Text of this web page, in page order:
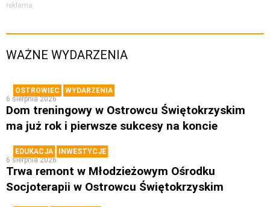
reklama
WAŻNE WYDARZENIA
OSTROWIEC
WYDARZENIA
6 sierpnia 2026
Dom treningowy w Ostrowcu Świętokrzyskim
ma już rok i pierwsze sukcesy na koncie
EDUKACJA
INWESTYCJE
6 sierpnia 2026
Trwa remont w Młodzieżowym Ośrodku
Socjoterapii w Ostrowcu Świętokrzyskim